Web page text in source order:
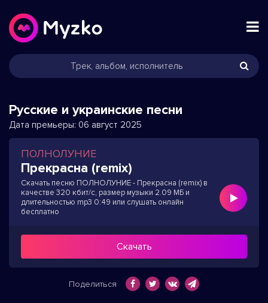
Русские и украинские песни
Дата премьеры: 06 август 2025
ПОЛНОЛУНИЕ
Прекрасна (remix)
Скачать песню ПОЛНОЛУНИЕ - Прекрасна (remix) в
качестве 320 кбит/с, размер музыки 2.09 МБ и
длительностью mp3 0:49 или слушать онлайн
бесплатно
Скачать
Поделиться